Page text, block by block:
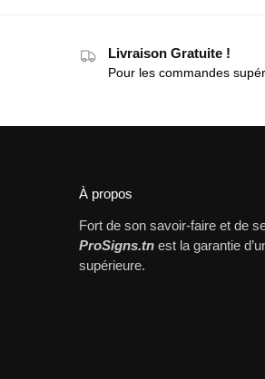
Livraison Gratuite !
Pour les commandes
À propos
Fort de son savoir-faire et de
ProSigns.tn est la garantie
supérieure.